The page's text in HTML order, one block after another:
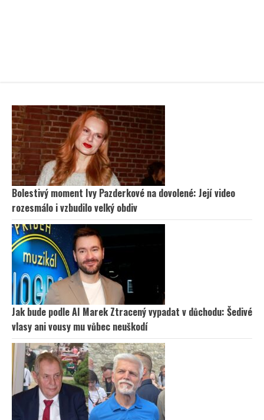
Bolestivý moment Ivy Pazderkové na dovolené: Její video
rozesmálo i vzbudilo velký obdiv
Jak bude podle AI Marek Ztracený vypadat v důchodu: Šedivé
vlasy ani vousy mu vůbec neuškodí